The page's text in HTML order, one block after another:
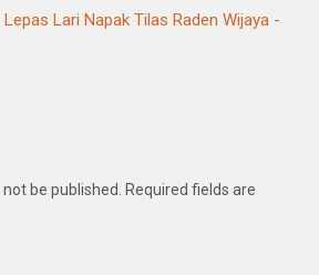
Lepas Lari Napak Tilas Raden Wijaya -
be published.
Required fields are